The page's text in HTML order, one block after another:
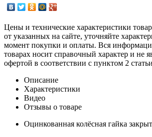
Цены и технические характеристики
от указанных на сайте, уточняйте
момент покупки и оплаты. Вся
товарах носит справочный характер и не
офертой в соответствии с пунктом 2
Описание
Характеристики
Видео
Отзывы о товаре
Оцинкованная колёсная гайка